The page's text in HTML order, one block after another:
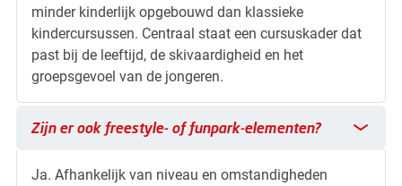
minder kinderlijk opgebouwd dan klassieke
kindercursussen. Centraal staat een cursuskader dat
past bij de leeftijd, de skivaardigheid en het
groepsgevoel van de jongeren.
Zijn er ook freestyle- of funpark-elementen?
Ja. Afhankelijk van niveau en omstandigheden